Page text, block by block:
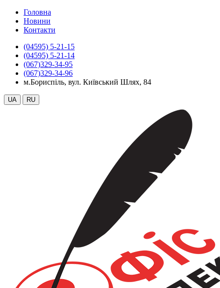
Головна
Новини
Контакти
(04595) 5-21-15
(04595) 5-21-14
(067)329-34-95
(067)329-34-96
м.Бориспіль, вул. Київський Шлях, 84
UA RU